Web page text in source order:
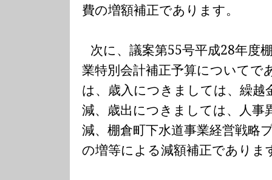
費の増額補正であります。
次に、議案第55号平成28年度
業特別会計補正予算についてで
は、歳入につきましては、繰越
減、歳出につきましては、人事
減、棚倉町下水道事業経営戦略
の増等による減額補正でありま